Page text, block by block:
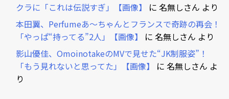
クラに「これは伝説すぎ」【画像】
に 名無しさん より
本田翼、Perfumeあ～ちゃんとフランスで奇跡の再会！
「やっぱ“持ってる”2人」【画像】
に 名無しさん より
影山優佳、OmoinotakeのMVで見せた“JK制服姿”！
「もう見れないと思ってた」【画像】
に 名無しさん よ
り